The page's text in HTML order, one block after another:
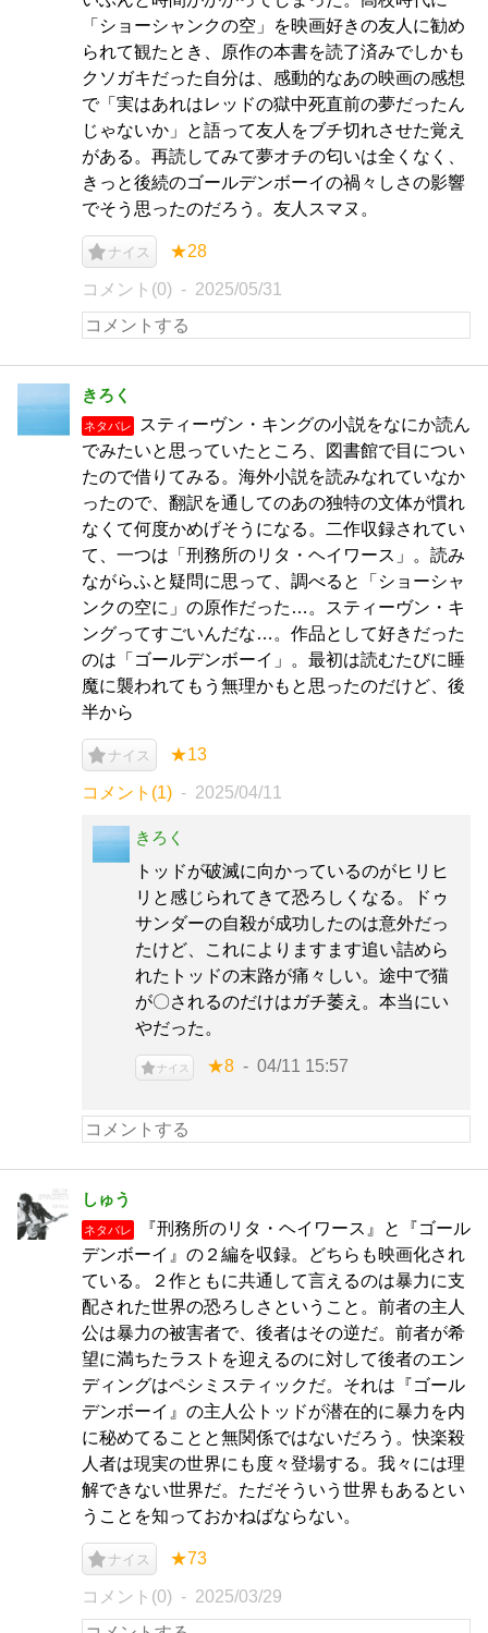
「ショーシャンクの空」を映画好きの友人に勧め
られて観たとき、原作の本書を読了済みでしかも
クソガキだった自分は、感動的なあの映画の感想
で「実はあれはレッドの獄中死直前の夢だったん
じゃないか」と語って友人をブチ切れさせた覚え
がある。再読してみて夢オチの匂いは全くなく、
きっと後続のゴールデンボーイの禍々しさの影響
でそう思ったのだろう。友人スマヌ。
ナイス ★28
コメント(0) 2025/05/31
きろく
ネタバレ
スティーヴン・キングの小説をなにか読ん
でみたいと思っていたところ、図書館で目につい
たので借りてみる。海外小説を読みなれていなか
ったので、翻訳を通してのあの独特の文体が慣れ
なくて何度かめげそうになる。二作収録されてい
て、一つは「刑務所のリタ・ヘイワース」。読み
ながらふと疑問に思って、調べると「ショーシャ
ンクの空に」の原作だった…。スティーヴン・キ
ングってすごいんだな…。作品として好きだった
のは「ゴールデンボーイ」。最初は読むたびに睡
魔に襲われてもう無理かもと思ったのだけど、後
半から
ナイス ★13
コメント(1) 2025/04/11
きろく
トッドが破滅に向かっているのがヒリヒ
リと感じられてきて恐ろしくなる。ドゥ
サンダーの自殺が成功したのは意外だっ
たけど、これによりますます追い詰めら
れたトッドの末路が痛々しい。途中で猫
が〇されるのだけはガチ萎え。本当にい
やだった。
ナイス ★8 04/11 15:57
しゅう
ネタバレ
『刑務所のリタ・ヘイワース』と『ゴール
デンボーイ』の２編を収録。どちらも映画化され
ている。２作ともに共通して言えるのは暴力に支
配された世界の恐ろしさということ。前者の主人
公は暴力の被害者で、後者はその逆だ。前者が希
望に満ちたラストを迎えるのに対して後者のエン
ディングはペシミスティックだ。それは『ゴール
デンボーイ』の主人公トッドが潜在的に暴力を内
に秘めてることと無関係ではないだろう。快楽殺
人者は現実の世界にも度々登場する。我々には理
解できない世界だ。ただそういう世界もあるとい
うことを知っておかねばならない。
ナイス ★73
コメント(0) 2025/03/29